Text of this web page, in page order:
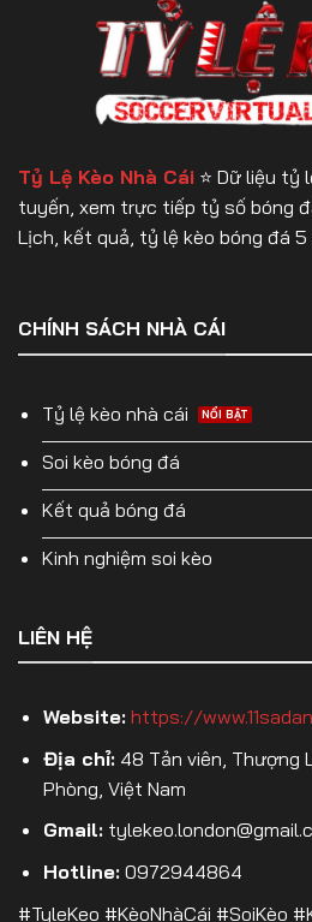
Lúc
17h
Ngày
9/8/
4
Lúc
7h45
Ngày
8/8/
Tỷ Lệ Kèo Nhà Cái ⭐️ Dữ liệu tỷ
tuyến, xem trực tiếp tỷ số bóng
Lịch, kết quả, tỷ lệ kèo bóng đá
CHÍNH SÁCH NHÀ CÁI
Tỷ lệ kèo nhà cái
Soi kèo bóng đá
Kết quả bóng đá
Kinh nghiệm soi kèo
LIÊN HỆ
Website: https://
Địa chỉ:48 Tản viên, Thượng
Phòng, Việt Nam
Gmail:
Hotline:0972944864
#TyleKeo #KèoNhàCái #SoiKèo